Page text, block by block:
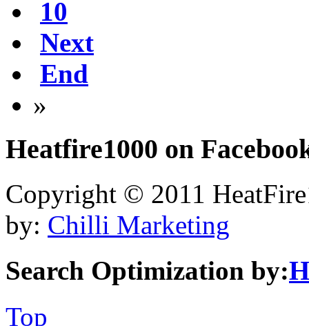
10
Next
End
»
Heatfire1000 on
Copyright © 2011
by: Chilli Marketing
Search Optimization by:
Top